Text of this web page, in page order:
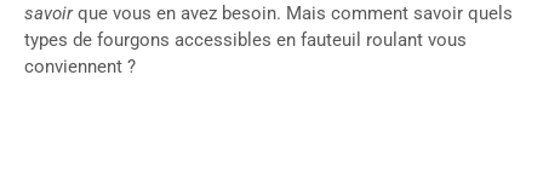
savoirque vous en avez besoin. Mais comment savoir quels
types de fourgons accessibles en fauteuil roulant vous
conviennent ?